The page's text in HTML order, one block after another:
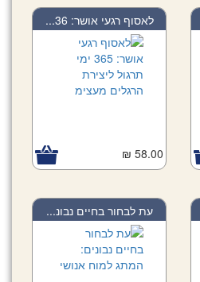
לאסוף רגעי אושר: 36...
58.00 ₪
עת לבחור בחיים נבונ...